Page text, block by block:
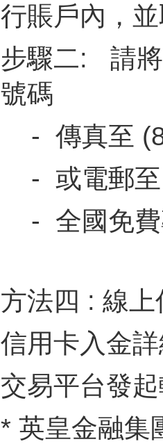
行賬戶內，
步驟二: 請將
號碼
- 傳真至
- 或電郵
- 全國免費
方法四 : 線上
信用卡入金
交易平台發
* 英皇金融集